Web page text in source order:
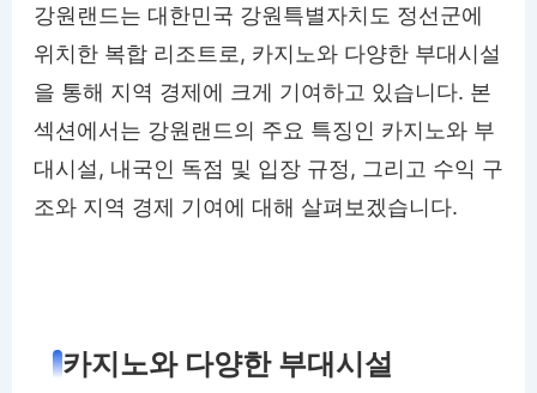
강원랜드는 대한민국 강원특별자치도 정선군에
위치한 복합 리조트로, 카지노와 다양한 부대시설
을 통해 지역 경제에 크게 기여하고 있습니다. 본
섹션에서는 강원랜드의 주요 특징인 카지노와 부
대시설, 내국인 독점 및 입장 규정, 그리고 수익 구
조와 지역 경제 기여에 대해 살펴보겠습니다.
카지노와 다양한 부대시설